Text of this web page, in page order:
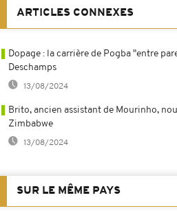
ARTICLES CONNEXES
Dopage : la carrière de Pogba "entre
Deschamps
13/08/2024
Brito, ancien assistant de Mourinho,
Zimbabwe
13/08/2024
SUR LE MÊME PAYS